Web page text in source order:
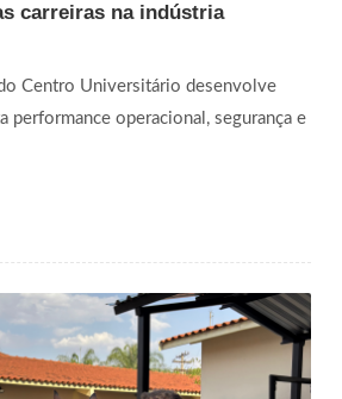
carreiras na indústria
Centro Universitário desenvolve
performance operacional, segurança e